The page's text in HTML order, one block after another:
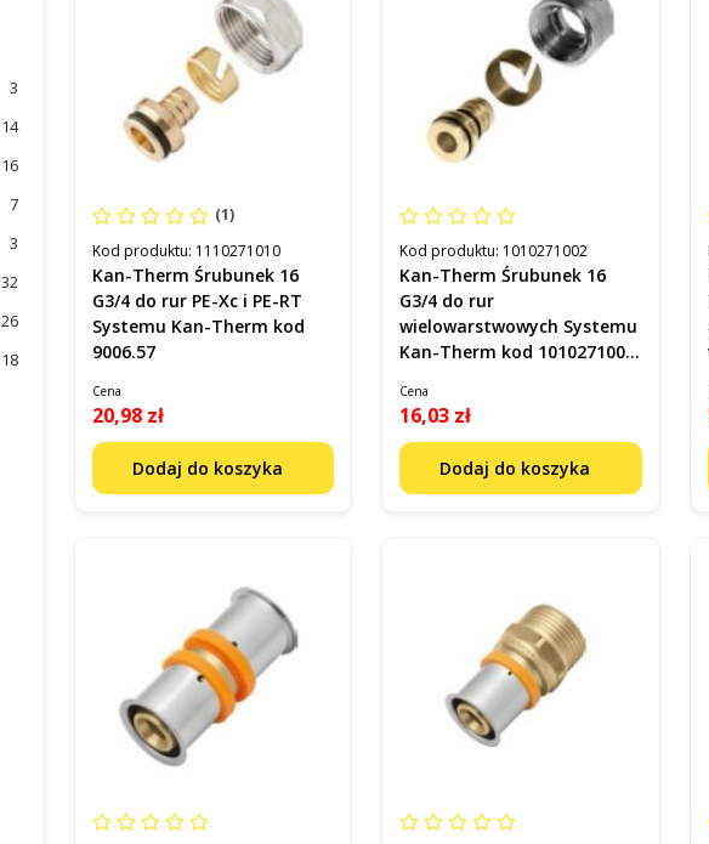
3
14
16
7
3
32
26
18
(1)
Kod produktu: 1110271010
Kan-Therm Śrubunek 16
G3/4 do rur PE-Xc i PE-RT
Systemu Kan-Therm kod
9006.57
Cena
20,98 zł
Dodaj do koszyka
Kod produktu: 1010271002
Kan-Therm Śrubunek 16
G3/4 do rur
wielowarstwowych Systemu
Kan-Therm kod 1010271002
Cena
16,03 zł
Dodaj do koszyka